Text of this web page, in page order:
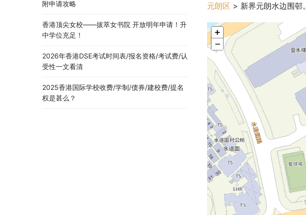
元朗区 > 新界元朗水边围邨。
附申请攻略
香港顶尖女校——拔萃女书院 开放明年申请！升
中学位充足！
2026年香港DSE考试时间表/报名资格/考试费/认
受性一文看清
2025香港国际学校收费/学制/债券/建校费/提名
权是甚么？